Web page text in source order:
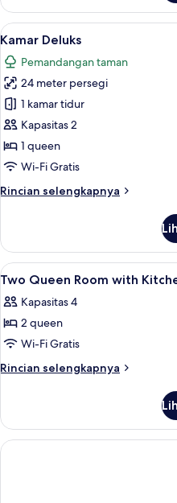
Kamar
Double
untuk
Orang
Lihat
semua
foto
untuk
Kamar
Deluks
9
Kamar Deluks
Pemandangan taman
24 meter persegi
1 kamar tidur
Kapasitas 2
1 queen
Wi-Fi Gratis
Rincian selengkapnya
Rincian
Kamar
Deluks
Lihat
semua
foto
untuk
Two
Queen
Kitchen
5
Two Queen Room with
Kapasitas 4
2 queen
Wi-Fi Gratis
Rincian selengkapnya
Rincian
Two
Queen
Room